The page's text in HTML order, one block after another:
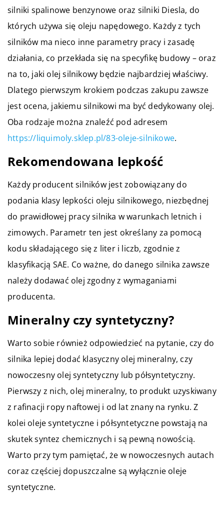
silniki spalinowe benzynowe oraz silniki Diesla, do
których używa się oleju napędowego. Każdy z tych
silników ma nieco inne parametry pracy i zasadę
działania, co przekłada się na specyfikę budowy – oraz
na to, jaki olej silnikowy będzie najbardziej właściwy.
Dlatego pierwszym krokiem podczas zakupu zawsze
jest ocena, jakiemu silnikowi ma być dedykowany olej.
Oba rodzaje można znaleźć pod adresem
https://liquimoly.sklep.pl/83-oleje-silnikowe.
Rekomendowana lepkość
Każdy producent silników jest zobowiązany do
podania klasy lepkości oleju silnikowego, niezbędnej
do prawidłowej pracy silnika w warunkach letnich i
zimowych. Parametr ten jest określany za pomocą
kodu składającego się z liter i liczb, zgodnie z
klasyfikacją SAE. Co ważne, do danego silnika zawsze
należy dodawać olej zgodny z wymaganiami
producenta.
Mineralny czy syntetyczny?
Warto sobie również odpowiedzieć na pytanie, czy do
silnika lepiej dodać klasyczny olej mineralny, czy
nowoczesny olej syntetyczny lub półsyntetyczny.
Pierwszy z nich, olej mineralny, to produkt uzyskiwany
z rafinacji ropy naftowej i od lat znany na rynku. Z
kolei oleje syntetyczne i półsyntetyczne powstają na
skutek syntez chemicznych i są pewną nowością.
Warto przy tym pamiętać, że w nowoczesnych autach
coraz częściej dopuszczalne są wyłącznie oleje
syntetyczne.